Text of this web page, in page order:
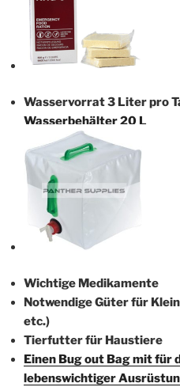
Wasservorrat 3 Liter pro
Wasserbehälter 20 L
Wichtige Medikamente
Notwendige Güter für
etc.)
Tierfutter für Haustiere
Einen Bug out Bag mit für
lebenswichtiger